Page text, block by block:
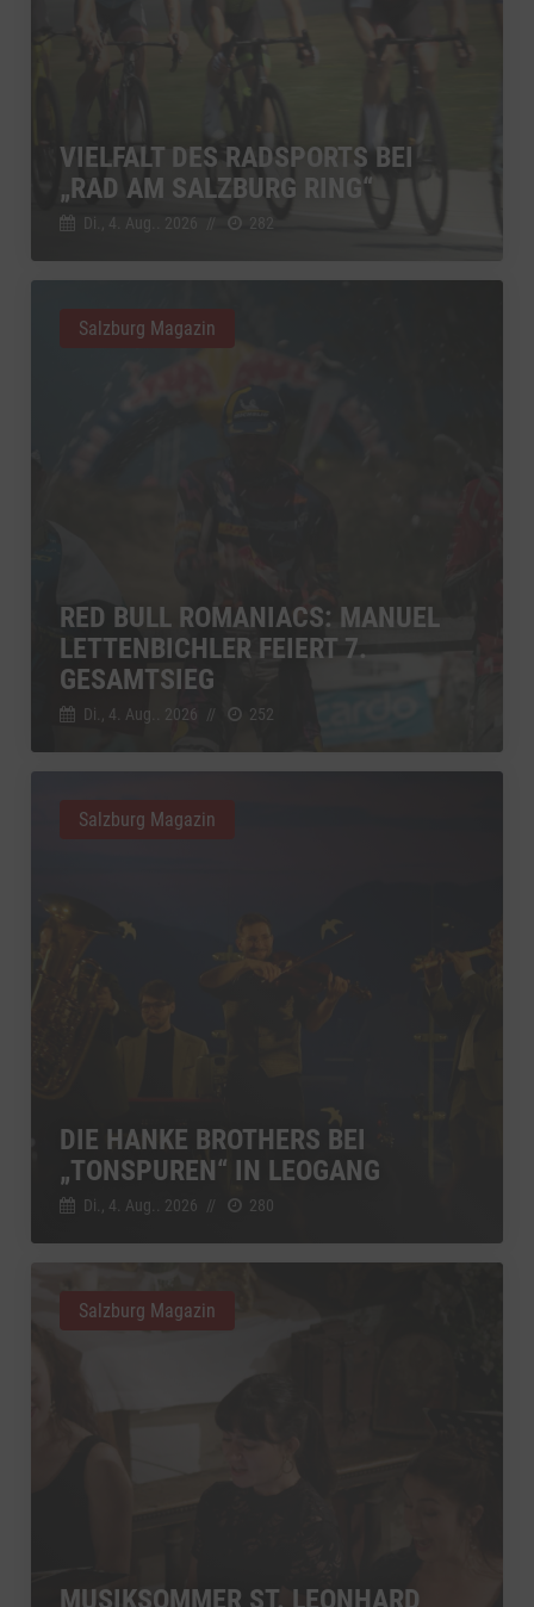
VIELFALT DES RADSPORTS BEI
„RAD AM SALZBURG RING“
Di., 4. Aug.. 2026 // 282
RED BULL ROMANIACS: MANUEL
LETTENBICHLER FEIERT 7.
GESAMTSIEG
Di., 4. Aug.. 2026 // 252
Salzburg Magazin
DIE HANKE BROTHERS BEI
„TONSPUREN“ IN LEOGANG
Di., 4. Aug.. 2026 // 280
Salzburg Magazin
MUSIKSOMMER ST. LEONHARD
Salzburg Magazin